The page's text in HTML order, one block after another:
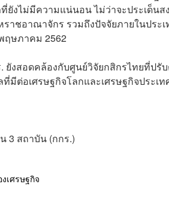
ยังไม่มีความแน่นอน ไม่ว่าจะประเด็น
าชอาณาจักร รวมถึงปัจจัยภายในประ
ฤษภาคม 2562
ยังสอดคล้องกับศูนย์วิจัยกสิกรไทยที่ปรั
มีต่อเศรษฐกิจโลกและเศรษฐกิจประเท
3 สถาบัน (กกร.)
เศรษฐกิจ